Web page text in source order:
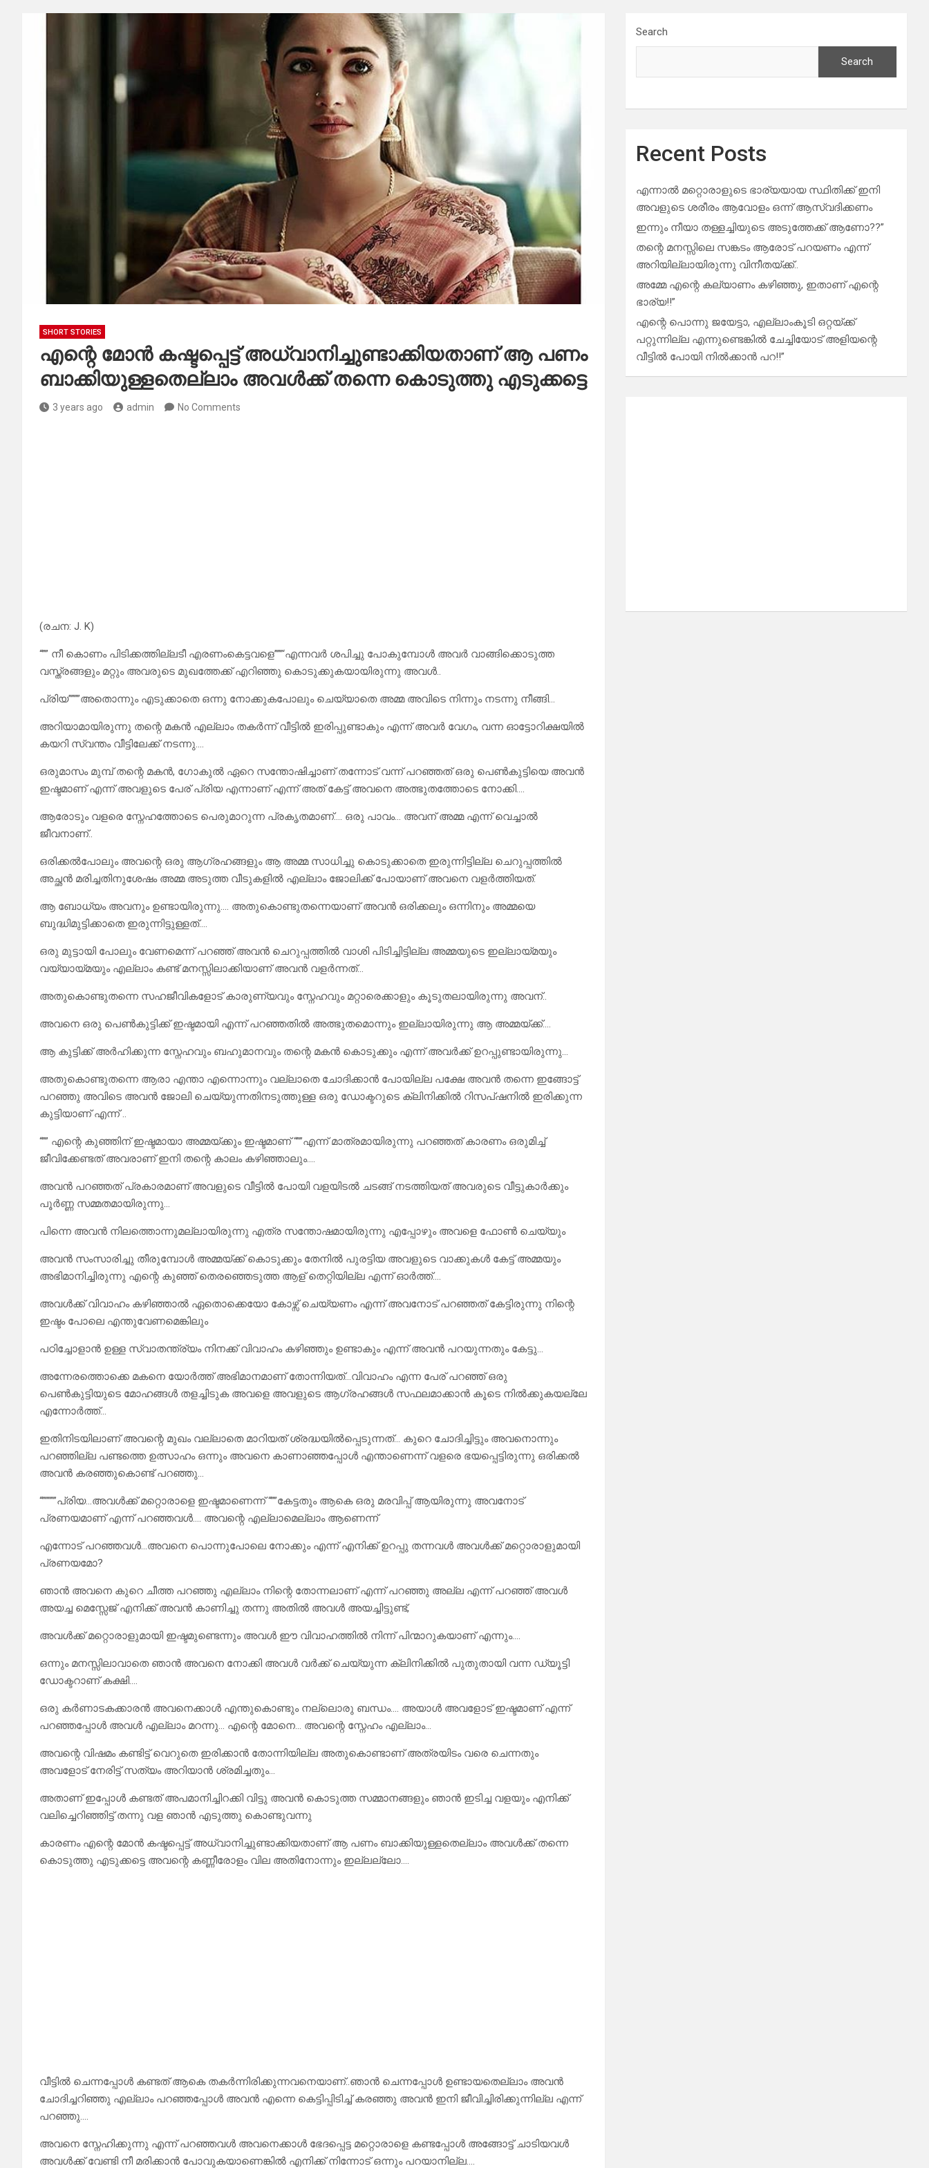
SHORT STORIES
എന്റെ മോൻ കഷ്ടപ്പെട്ട് അധ്വാനിച്ചുണ്ടാക്കിയതാണ് ആ പണം
ബാക്കിയുള്ളതെല്ലാം അവൾക്ക് തന്നെ കൊടുത്തു എടുക്കട്ടെ
3 years ago admin No Comments
(രചന: J. K)
“”” നീ കൊണം പിടിക്കത്തില്ലടീ എരണംകെട്ടവളെ”””‘എന്നവർ ശപിച്ചു പോകുമ്പോൾ അവർ വാങ്ങിക്കൊടുത്ത
വസ്ത്രങ്ങളും മറ്റും അവരുടെ മുഖത്തേക്ക് എറിഞ്ഞു കൊടുക്കുകയായിരുന്നു അവൾ..
പ്രിയ””””അതൊന്നും എടുക്കാതെ ഒന്നു നോക്കുകപോലും ചെയ്യാതെ അമ്മ അവിടെ നിന്നും നടന്നു നീങ്ങി…
അറിയാമായിരുന്നു തന്റെ മകൻ എല്ലാം തകർന്ന് വീട്ടിൽ ഇരിപ്പുണ്ടാകും എന്ന് അവർ വേഗം, വന്ന ഓട്ടോറിക്ഷയിൽ
കയറി സ്വന്തം വീട്ടിലേക്ക് നടന്നു….
ഒരുമാസം മുമ്പ് തന്റെ മകൻ, ഗോകുൽ ഏറെ സന്തോഷിച്ചാണ് തന്നോട് വന്ന് പറഞ്ഞത് ഒരു പെൺകുട്ടിയെ അവൻ
ഇഷ്ടമാണ് എന്ന് അവളുടെ പേര് പ്രിയ എന്നാണ് എന്ന് അത് കേട്ട് അവനെ അത്ഭുതത്തോടെ നോക്കി….
ആരോടും വളരെ സ്നേഹത്തോടെ പെരുമാറുന്ന പ്രകൃതമാണ്…. ഒരു പാവം… അവന് അമ്മ എന്ന് വെച്ചാൽ
ജീവനാണ്..
ഒരിക്കൽപോലും അവന്റെ ഒരു ആഗ്രഹങ്ങളും ആ അമ്മ സാധിച്ചു കൊടുക്കാതെ ഇരുന്നിട്ടില്ല ചെറുപ്പത്തിൽ
അച്ഛൻ മരിച്ചതിനുശേഷം അമ്മ അടുത്ത വീടുകളിൽ എല്ലാം ജോലിക്ക് പോയാണ് അവനെ വളർത്തിയത്.
ആ ബോധ്യം അവനും ഉണ്ടായിരുന്നു…. അതുകൊണ്ടുതന്നെയാണ് അവൻ ഒരിക്കലും ഒന്നിനും അമ്മയെ
ബുദ്ധിമുട്ടിക്കാതെ ഇരുന്നിട്ടുള്ളത്….
ഒരു മുട്ടായി പോലും വേണമെന്ന് പറഞ്ഞ് അവൻ ചെറുപ്പത്തിൽ വാശി പിടിച്ചിട്ടില്ല അമ്മയുടെ ഇല്ലായ്മയും
വയ്യായ്മയും എല്ലാം കണ്ട് മനസ്സിലാക്കിയാണ് അവൻ വളർന്നത്…
അതുകൊണ്ടുതന്നെ സഹജീവികളോട് കാരുണ്യവും സ്നേഹവും മറ്റാരെക്കാളും കൂടുതലായിരുന്നു അവന്..
അവനെ ഒരു പെൺകുട്ടിക്ക് ഇഷ്ടമായി എന്ന് പറഞ്ഞതിൽ അത്ഭുതമൊന്നും ഇല്ലായിരുന്നു ആ അമ്മയ്ക്ക്….
ആ കുട്ടിക്ക് അർഹിക്കുന്ന സ്നേഹവും ബഹുമാനവും തന്റെ മകൻ കൊടുക്കും എന്ന് അവർക്ക് ഉറപ്പുണ്ടായിരുന്നു…
അതുകൊണ്ടുതന്നെ ആരാ എന്താ എന്നൊന്നും വല്ലാതെ ചോദിക്കാൻ പോയില്ല പക്ഷേ അവൻ തന്നെ ഇങ്ങോട്ട്
പറഞ്ഞു അവിടെ അവൻ ജോലി ചെയ്യുന്നതിനടുത്തുള്ള ഒരു ഡോക്ടറുടെ ക്ലിനിക്കിൽ റിസപ്ഷനിൽ ഇരിക്കുന്ന
കുട്ടിയാണ് എന്ന് ..
“”” എന്റെ കുഞ്ഞിന് ഇഷ്ടമായാ അമ്മയ്ക്കും ഇഷ്ടമാണ് “””എന്ന് മാത്രമായിരുന്നു പറഞ്ഞത് കാരണം ഒരുമിച്ച്
ജീവിക്കേണ്ടത് അവരാണ് ഇനി തന്റെ കാലം കഴിഞ്ഞാലും….
അവൻ പറഞ്ഞത് പ്രകാരമാണ് അവളുടെ വീട്ടിൽ പോയി വളയിടൽ ചടങ്ങ് നടത്തിയത് അവരുടെ വീട്ടുകാർക്കും
പൂർണ്ണ സമ്മതമായിരുന്നു…
പിന്നെ അവൻ നിലത്തൊന്നുമല്ലായിരുന്നു എത്ര സന്തോഷമായിരുന്നു എപ്പോഴും അവളെ ഫോൺ ചെയ്യും
അവൻ സംസാരിച്ചു തീരുമ്പോൾ അമ്മയ്ക്ക് കൊടുക്കും തേനിൽ പുരട്ടിയ അവളുടെ വാക്കുകൾ കേട്ട് അമ്മയും
അഭിമാനിച്ചിരുന്നു എന്റെ കുഞ്ഞ് തെരഞ്ഞെടുത്ത ആള് തെറ്റിയില്ല എന്ന് ഓർത്ത്….
അവൾക്ക് വിവാഹം കഴിഞ്ഞാൽ ഏതൊക്കെയോ കോഴ്സ് ചെയ്യണം എന്ന് അവനോട് പറഞ്ഞത് കേട്ടിരുന്നു നിന്റെ
ഇഷ്ടം പോലെ എന്തുവേണമെങ്കിലും
പഠിച്ചോളാൻ ഉള്ള സ്വാതന്ത്ര്യം നിനക്ക് വിവാഹം കഴിഞ്ഞും ഉണ്ടാകും എന്ന് അവൻ പറയുന്നതും കേട്ടു…
അന്നേരത്തൊക്കെ മകനെ യോർത്ത് അഭിമാനമാണ് തോന്നിയത്…വിവാഹം എന്ന പേര് പറഞ്ഞ് ഒരു
പെൺകുട്ടിയുടെ മോഹങ്ങൾ തളച്ചിടുക അവളെ അവളുടെ ആഗ്രഹങ്ങൾ സഫലമാക്കാൻ കൂടെ നിൽക്കുകയല്ലേ
എന്നോർത്ത്…
ഇതിനിടയിലാണ് അവന്റെ മുഖം വല്ലാതെ മാറിയത് ശ്രദ്ധയിൽപ്പെടുന്നത്… കുറെ ചോദിച്ചിട്ടും അവനൊന്നും
പറഞ്ഞില്ല പണ്ടത്തെ ഉത്സാഹം ഒന്നും അവനെ കാണാഞ്ഞപ്പോൾ എന്താണെന്ന് വളരെ ഭയപ്പെട്ടിരുന്നു ഒരിക്കൽ
അവൻ കരഞ്ഞുകൊണ്ട് പറഞ്ഞു…
“”””””പ്രിയ…അവൾക്ക് മറ്റൊരാളെ ഇഷ്ടമാണെന്ന് “””കേട്ടതും ആകെ ഒരു മരവിപ്പ് ആയിരുന്നു അവനോട്
പ്രണയമാണ് എന്ന് പറഞ്ഞവൾ…. അവന്റെ എല്ലാമെല്ലാം ആണെന്ന്
എന്നോട് പറഞ്ഞവൾ…അവനെ പൊന്നുപോലെ നോക്കും എന്ന് എനിക്ക് ഉറപ്പു തന്നവൾ അവൾക്ക് മറ്റൊരാളുമായി
പ്രണയമോ?
ഞാൻ അവനെ കുറെ ചീത്ത പറഞ്ഞു എല്ലാം നിന്റെ തോന്നലാണ് എന്ന് പറഞ്ഞു അല്ല എന്ന് പറഞ്ഞ് അവൾ
അയച്ച മെസ്സേജ് എനിക്ക് അവൻ കാണിച്ചു തന്നു അതിൽ അവൾ അയച്ചിട്ടുണ്ട്,
അവൾക്ക് മറ്റൊരാളുമായി ഇഷ്ടമുണ്ടെന്നും അവൾ ഈ വിവാഹത്തിൽ നിന്ന് പിന്മാറുകയാണ് എന്നും….
ഒന്നും മനസ്സിലാവാതെ ഞാൻ അവനെ നോക്കി അവൾ വർക്ക് ചെയ്യുന്ന ക്ലിനിക്കിൽ പുതുതായി വന്ന ഡ്യൂട്ടി
ഡോക്ടറാണ് കക്ഷി….
ഒരു കർണാടകക്കാരൻ അവനെക്കാൾ എന്തുകൊണ്ടും നല്ലൊരു ബന്ധം…. അയാൾ അവളോട് ഇഷ്ടമാണ് എന്ന്
പറഞ്ഞപ്പോൾ അവൾ എല്ലാം മറന്നു… എന്റെ മോനെ… അവന്റെ സ്നേഹം എല്ലാം…
അവന്റെ വിഷമം കണ്ടിട്ട് വെറുതെ ഇരിക്കാൻ തോന്നിയില്ല അതുകൊണ്ടാണ് അത്രയിടം വരെ ചെന്നതും
അവളോട് നേരിട്ട് സത്യം അറിയാൻ ശ്രമിച്ചതും…
അതാണ് ഇപ്പോൾ കണ്ടത് അപമാനിച്ചിറക്കി വിട്ടു അവൻ കൊടുത്ത സമ്മാനങ്ങളും ഞാൻ ഇടിച്ച വളയും എനിക്ക്
വലിച്ചെറിഞ്ഞിട്ട് തന്നു വള ഞാൻ എടുത്തു കൊണ്ടുവന്നു
കാരണം എന്റെ മോൻ കഷ്ടപ്പെട്ട് അധ്വാനിച്ചുണ്ടാക്കിയതാണ് ആ പണം ബാക്കിയുള്ളതെല്ലാം അവൾക്ക് തന്നെ
കൊടുത്തു എടുക്കട്ടെ അവന്റെ കണ്ണീരോളം വില അതിനോന്നും ഇല്ലല്ലോ….
വീട്ടിൽ ചെന്നപ്പോൾ കണ്ടത് ആകെ തകർന്നിരിക്കുന്നവനെയാണ്..ഞാൻ ചെന്നപ്പോൾ ഉണ്ടായതെല്ലാം അവൻ
ചോദിച്ചറിഞ്ഞു എല്ലാം പറഞ്ഞപ്പോൾ അവൻ എന്നെ കെട്ടിപ്പിടിച്ച് കരഞ്ഞു അവൻ ഇനി ജീവിച്ചിരിക്കുന്നില്ല എന്ന്
പറഞ്ഞു….
അവനെ സ്നേഹിക്കുന്നു എന്ന് പറഞ്ഞവൾ അവനെക്കാൾ ഭേദപ്പെട്ട മറ്റൊരാളെ കണ്ടപ്പോൾ അങ്ങോട്ട് ചാടിയവൾ
അവൾക്ക് വേണ്ടി നീ മരിക്കാൻ പോവുകയാണെങ്കിൽ എനിക്ക് നിന്നോട് ഒന്നും പറയാനില്ല….
Search
Search
Recent Posts
എന്നാൽ മറ്റൊരാളുടെ ഭാര്യയായ സ്ഥിതിക്ക് ഇനി
അവളുടെ ശരീരം ആവോളം ഒന്ന് ആസ്വദിക്കണം
ഇന്നും നീയാ തള്ളച്ചിയുടെ അടുത്തേക്ക് ആണോ??”
തന്റെ മനസ്സിലെ സങ്കടം ആരോട് പറയണം എന്ന്
അറിയില്ലായിരുന്നു വിനീതയ്ക്ക്..
അമ്മേ എന്റെ കല്യാണം കഴിഞ്ഞു, ഇതാണ് എന്റെ
ഭാര്യ!!”
എന്റെ പൊന്നു ജയേട്ടാ, എല്ലാംകൂടി ഒറ്റയ്ക്ക്
പറ്റുന്നില്ല എന്നുണ്ടെങ്കിൽ ചേച്ചിയോട് അളിയന്റെ
വീട്ടിൽ പോയി നിൽക്കാൻ പറ!!”